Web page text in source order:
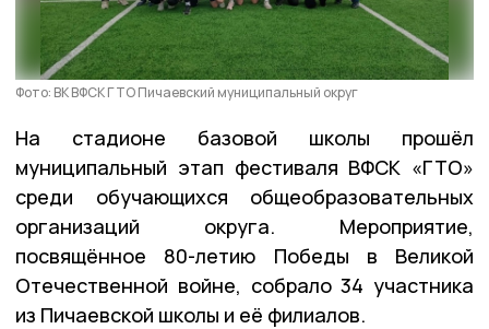
Фото: ВК ВФСК ГТО Пичаевский муниципальный округ
На стадионе базовой школы прошёл
муниципальный этап фестиваля ВФСК «ГТО»
среди обучающихся общеобразовательных
организаций округа. Мероприятие,
посвящённое 80-летию Победы в Великой
Отечественной войне, собрало 34 участника
из Пичаевской школы и её филиалов.